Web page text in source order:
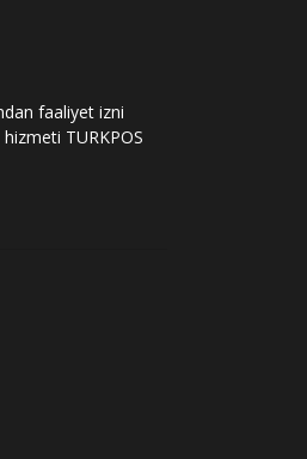
faaliyet izni
TURKPOS